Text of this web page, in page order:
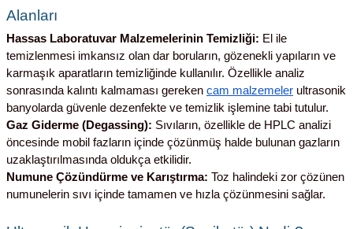
Alanları
Hassas Laboratuvar Malzemelerinin Temizliği: El ile
temizlenmesi imkansız olan dar boruların, gözenekli yapıların ve
karmaşık aparatların temizliğinde kullanılır. Özellikle analiz
sonrasında kalıntı kalmaması gereken cam malzemeler ultrasonik
banyolarda güvenle dezenfekte ve temizlik işlemine tabi tutulur.
Gaz Giderme (Degassing): Sıvıların, özellikle de HPLC analizi
öncesinde mobil fazların içinde çözünmüş halde bulunan gazların
uzaklaştırılmasında oldukça etkilidir.
Numune Çözündürme ve Karıştırma: Toz halindeki zor çözünen
numunelerin sıvı içinde tamamen ve hızla çözünmesini sağlar.